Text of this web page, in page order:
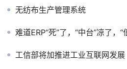
无纺布生产管理系统
难道ERP“死”了，“中台”凉了，
工信部将加推进工业互联网发展